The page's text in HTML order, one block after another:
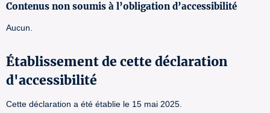
Contenus non soumis à l’obligation d’accessibilité
Aucun.
Établissement de cette déclaration
d'accessibilité
Cette déclaration a été établie le 15 mai 2025.